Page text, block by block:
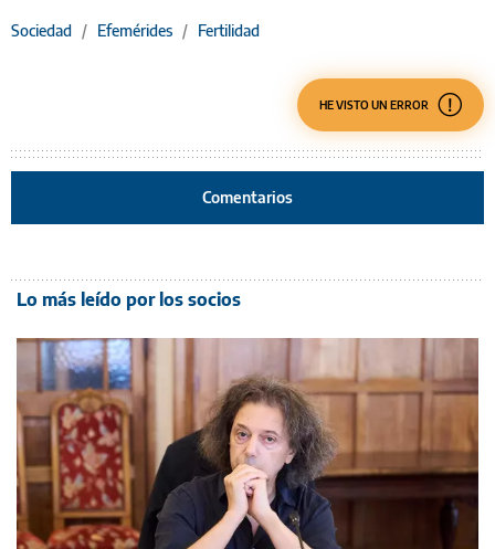
Sociedad / Efemérides / Fertilidad
HE VISTO UN ERROR
Comentarios
Lo más leído por los socios